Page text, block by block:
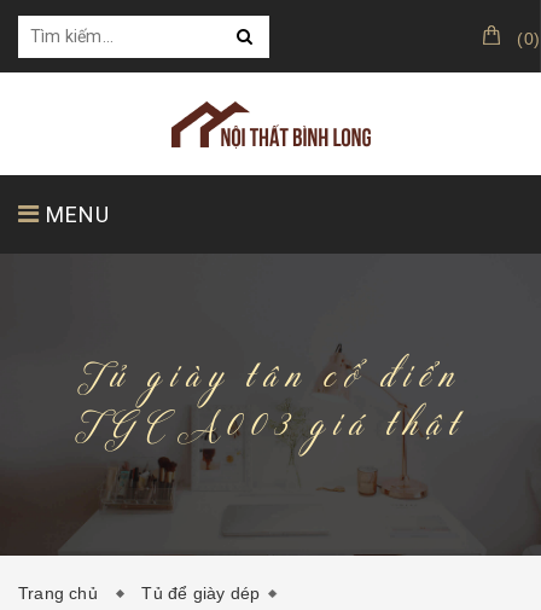
(0)
MENU
KHÁCH HÀNG CỦA CHÚNG TÔI
HƯỚNG DẪN MUA HÀNG
Tủ giày tân cổ điển
TGCA003 giá thật
Trang chủ
Tủ để giày dép